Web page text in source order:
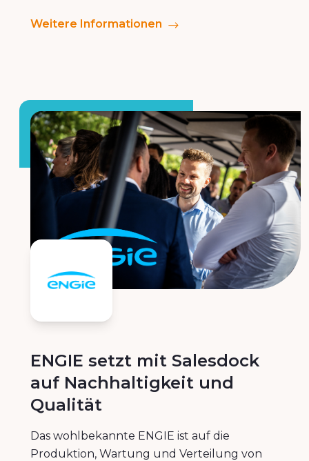
ENGIE setzt mit Salesdock
auf Nachhaltigkeit und
Qualität
Das wohlbekannte ENGIE ist auf die
Produktion, Wartung und Verteilung von
Weitere Informationen